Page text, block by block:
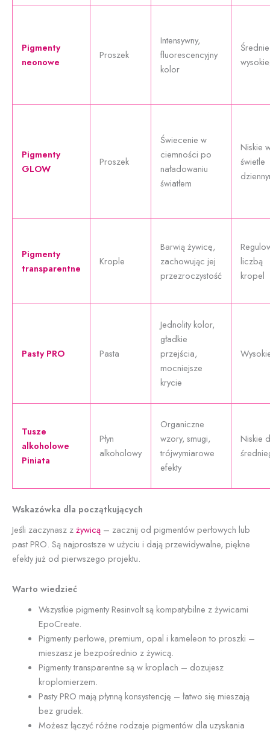
Pigmenty
neonowe
Proszek
Intensywny,
fluorescencyjny
kolor
Pigmenty
GLOW
Proszek
Świecenie w
ciemności po
naładowaniu
światłem
Niskie
świetle
Pigmenty
transparentne
Krople
Barwią żywicę,
zachowując jej
przezroczystość
liczbą
kropel
Pasty PRO Pasta
Jednolity kolor,
gładkie
przejścia,
mocniejsze
krycie
Tusze
alkoholowe
Piniata
Płyn
alkoholowy
Organiczne
wzory, smugi,
trójwymiarowe
efekty
Niskie
Wskazówka dla początkujących
Jeśli zaczynasz zżywicą – zacznij od pigmentów perłowych lub
past PRO. Są najprostsze w użyciu i dają przewidywalne, piękne
efekty już od pierwszego projektu.
Warto wiedzieć
Wszystkie pigmenty Resinvolt są kompatybilne z żywicami
EpoCreate.
Pigmenty perłowe, premium, opal i kameleon to proszki –
mieszasz je bezpośrednio z żywicą.
Pigmenty transparentne są w kroplach – dozujesz
kroplomierzem.
Pasty PRO mają płynną konsystencję – łatwo się mieszają
bez grudek.
Możesz łączyć różne rodzaje pigmentów dla uzyskania